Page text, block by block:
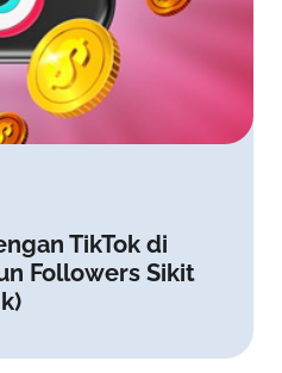
TikTok di
Followers Sikit